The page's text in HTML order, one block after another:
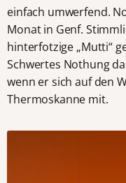
einfach umwerfend.
Monat in Genf.
hinterfotzige „Mutti“
Schwertes Nothung
wenn er sich auf den
Thermoskanne mit.